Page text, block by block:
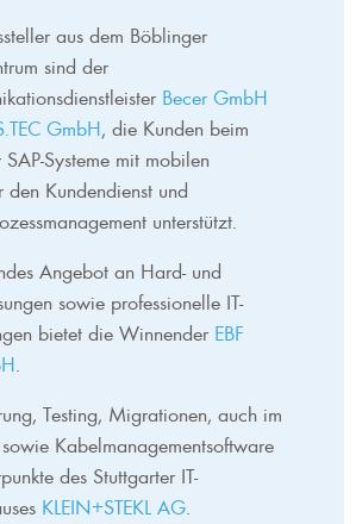
aus dem Böblinger
sind der
Becer GmbH
GmbH, die Kunden beim
Systeme mit mobilen
den Kundendienst und
unterstützt.
Angebot an Hard- und
sowie professionelle IT-
bietet die Winnender EBF
Testing, Migrationen, auch im
Kabelmanagementsoftware
des Stuttgarter IT-
KLEIN+STEKL AG